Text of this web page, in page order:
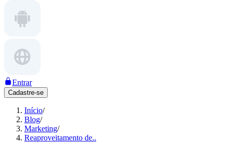
Entrar
Cadastre-se
Início/
Blog/
Marketing/
Reaproveitamento de..